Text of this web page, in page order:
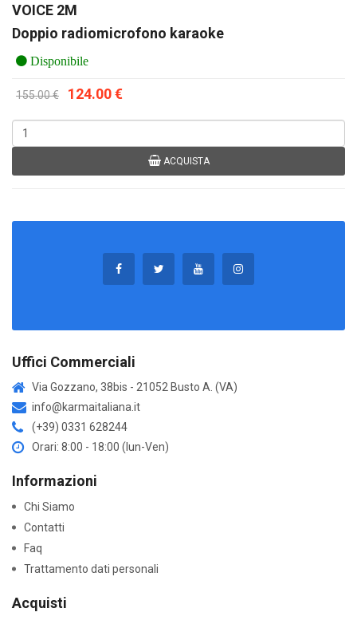
VOICE 2M
Doppio radiomicrofono karaoke
Disponibile
155.00 € 124.00 €
ACQUISTA
Uffici Commerciali
Via Gozzano, 38bis - 21052 Busto A. (VA)
info@karmaitaliana.it
(+39) 0331 628244
Orari: 8:00 - 18:00 (lun-Ven)
Informazioni
Chi Siamo
Contatti
Faq
Trattamento dati personali
Acquisti